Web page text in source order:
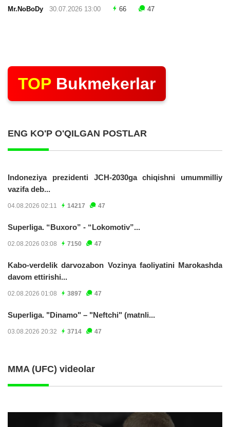
Mr.NoBoDy 30.07.2026 13:00 66 47
TOP Bukmekerlar
ENG KO'P O'QILGAN POSTLAR
Indoneziya prezidenti JCH-2030ga chiqishni umummilliy
vazifa deb...
04.08.2026 02:11 14217 47
Superliga. “Buxoro” - “Lokomotiv”...
02.08.2026 03:08 7150 47
Kabo-verdelik darvozabon Vozinya faoliyatini Marokashda
davom ettirishi...
02.08.2026 01:08 3897 47
Superliga. "Dinamo" – "Neftchi" (matnli...
03.08.2026 20:32 3714 47
MMA (UFC) videolar